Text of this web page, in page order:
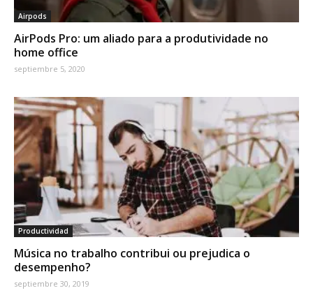
Airpods
AirPods Pro: um aliado para a produtividade no
home office
septiembre 5, 2020
Productividad
Música no trabalho contribui ou prejudica o
desempenho?
septiembre 30, 2019